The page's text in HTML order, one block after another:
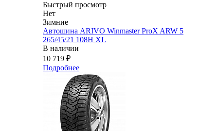
Быстрый просмотр
Нет
Зимние
Автошина ARIVO Winmaster ProX ARW 5
265/45/21 108H XL
В наличии
10 719 ₽
Подробнее